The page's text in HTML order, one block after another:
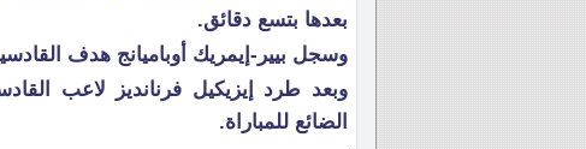
بعدها بتسع دقائق.
وسجل بيير-إيمريك أوباميانج هدف
وبعد طرد إيزيكيل فرنانديز لاعب
الضائع للمباراة.